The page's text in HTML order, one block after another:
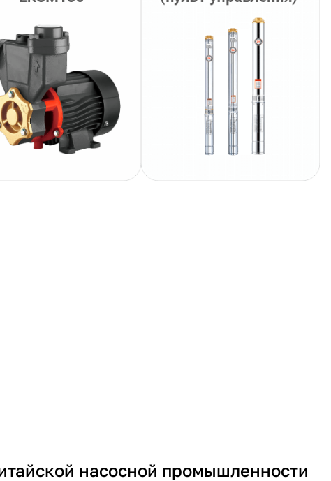
насосной промышленности